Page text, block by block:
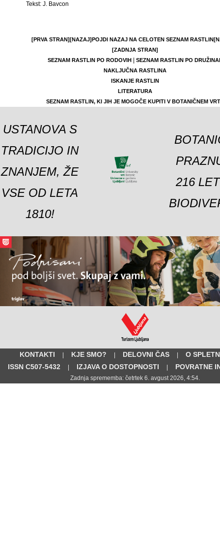
Tekst: J. Bavcon
[PRVA STRAN][NAZAJ]POJDI NAZAJ NA CELOTEN SEZNAM RASTLIN
[ZADNJA STRAN]
SEZNAM RASTLIN PO RODOVIH|
SEZNAM RASTLIN PO
NAKLJUČNA RASTLINA
ISKANJE RASTLIN
LITERATURA
SEZNAM RASTLIN, KI JIH JE MOGOČE KUPITI V BOTANIČNEM
USTANOVA S
TRADICIJO IN
ZNANJEM, ŽE
VSE OD LETA
1810!
216
KONTAKTI | KJE SMO? | DELOVNI ČAS |
O
ISSN C507-5432
| IZJAVA O DOSTOPNOSTI | POVRATNE
Zadnja sprememba: četrtek 6. avgust 2026, 4:54.